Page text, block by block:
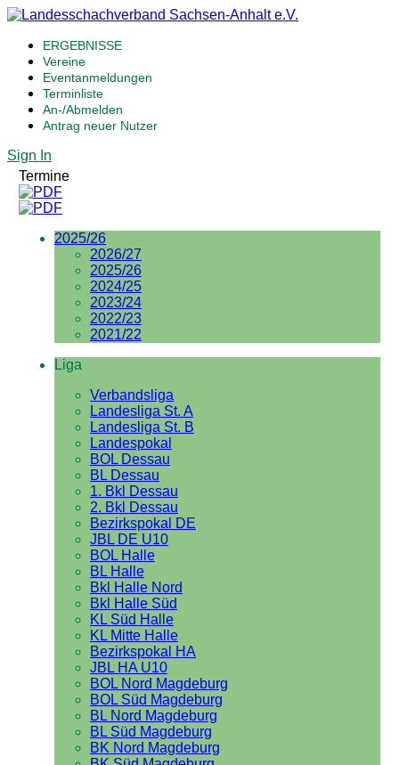
ERGEBNISSE
Vereine
Eventanmeldungen
Terminliste
An-/Abmelden
Antrag neuer Nutzer
Sign In
Termine
2025/26
2026/27
2025/26
2024/25
2023/24
2022/23
2021/22
Liga
Verbandsliga
Landesliga St. A
Landesliga St. B
Landespokal
BOL Dessau
BL Dessau
1. Bkl Dessau
2. Bkl Dessau
Bezirkspokal DE
JBL DE U10
BOL Halle
BL Halle
Bkl Halle Nord
Bkl Halle Süd
KL Süd Halle
KL Mitte Halle
Bezirkspokal HA
JBL HA U10
BOL Nord Magdeburg
BOL Süd Magdeburg
BL Nord Magdeburg
BL Süd Magdeburg
BK Nord Magdeburg